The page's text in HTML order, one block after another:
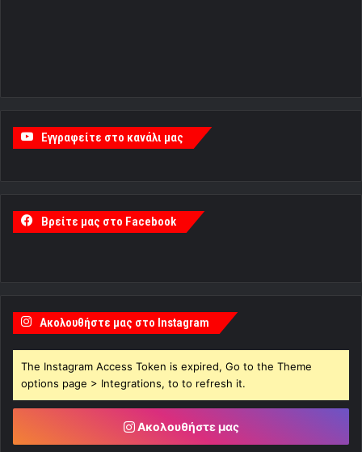
Εγγραφείτε στο κανάλι μας
Βρείτε μας στο Facebook
Ακολουθήστε μας στο Instagram
The Instagram Access Token is expired, Go to the Theme
options page > Integrations, to to refresh it.
Ακολουθήστε μας